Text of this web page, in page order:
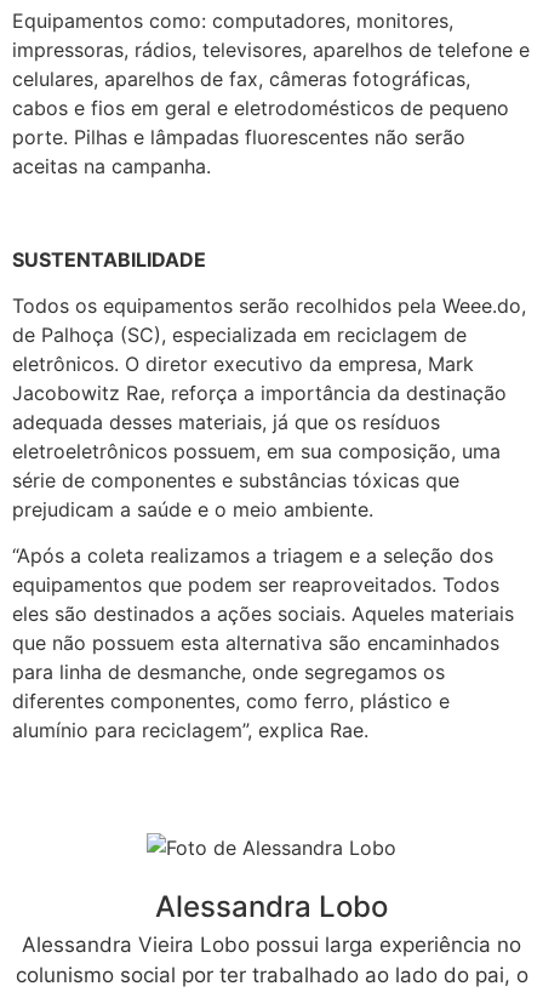
Equipamentos como: computadores, monitores,
impressoras, rádios, televisores, aparelhos de telefone e
celulares, aparelhos de fax, câmeras fotográficas,
cabos e fios em geral e eletrodomésticos de pequeno
porte. Pilhas e lâmpadas fluorescentes não serão
aceitas na campanha.
SUSTENTABILIDADE
Todos os equipamentos serão recolhidos pela Weee.do,
de Palhoça (SC), especializada em reciclagem de
eletrônicos. O diretor executivo da empresa, Mark
Jacobowitz Rae, reforça a importância da destinação
adequada desses materiais, já que os resíduos
eletroeletrônicos possuem, em sua composição, uma
série de componentes e substâncias tóxicas que
prejudicam a saúde e o meio ambiente.
“Após a coleta realizamos a triagem e a seleção dos
equipamentos que podem ser reaproveitados. Todos
eles são destinados a ações sociais. Aqueles materiais
que não possuem esta alternativa são encaminhados
para linha de desmanche, onde segregamos os
diferentes componentes, como ferro, plástico e
alumínio para reciclagem”, explica Rae.
Alessandra Lobo
Alessandra Vieira Lobo possui larga experiência no
colunismo social por ter trabalhado ao lado do pai, o